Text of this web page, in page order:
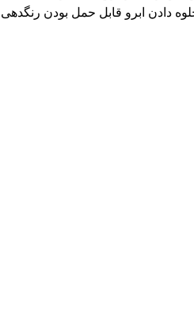
دادن ابرو قابل حمل بودن رنگدهی